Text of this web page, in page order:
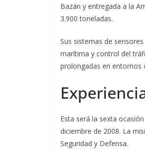
Bazán y entregada a la
3.900 toneladas.
Sus sistemas de
marítima y control del
prolongadas en entornos
Esta será la sexta
diciembre de 2008. La
Seguridad y Defensa.